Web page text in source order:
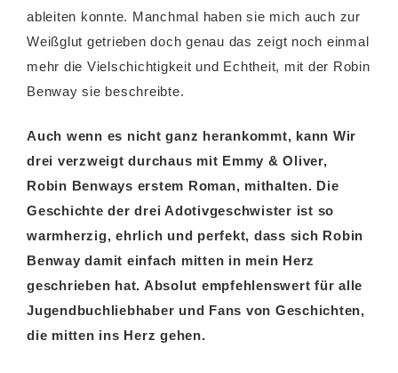
ableiten konnte. Manchmal haben sie mich auch zur
Weißglut getrieben doch genau das zeigt noch einmal
mehr die Vielschichtigkeit und Echtheit, mit der Robin
Benway sie beschreibte.
Auch wenn es nicht ganz herankommt, kann Wir
drei verzweigt durchaus mit Emmy & Oliver,
Robin Benways erstem Roman, mithalten. Die
Geschichte der drei Adotivgeschwister ist so
warmherzig, ehrlich und perfekt, dass sich Robin
Benway damit einfach mitten in mein Herz
geschrieben hat. Absolut empfehlenswert für alle
Jugendbuchliebhaber und Fans von Geschichten,
die mitten ins Herz gehen.